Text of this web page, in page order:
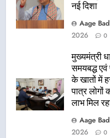
नई दिशा
Aage
2026
0
मुख्यमंत्री
समयबद्ध एवं
के खातों में
पात्र लोगों
लाभ मिल
Aage
2026
0